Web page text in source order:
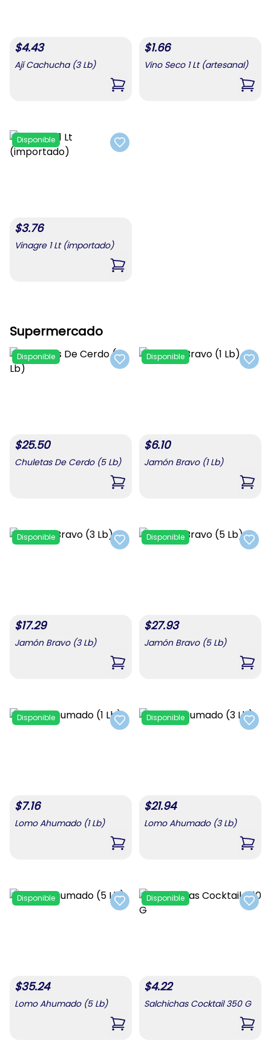
$4.43
Ají Cachucha (3 Lb)
,Ají Cachucha (3 Lb)
$1.66
Vino Seco 1 Lt (artesanal)
,
Add to favorites
Disponible
$3.76
Vinagre 1 Lt (importado)
,Vinagre 1 Lt (importado)
Supermercado
Add to favorites
Disponible
$25.50
Chuletas De Cerdo (5 Lb)
,Chuletas De Cerdo (5 Lb)
Add
Disponible
$6.10
Jamón Bravo (1 Lb)
,
Add to favorites
Disponible
$17.29
Jamón Bravo (3 Lb)
,Jamón Bravo (3 Lb)
Add
Disponible
$27.93
Jamón Bravo (5 Lb)
,
Add to favorites
Disponible
$7.16
Lomo Ahumado (1 Lb)
,Lomo Ahumado (1 Lb)
Add
Disponible
$21.94
Lomo Ahumado (3 Lb)
,
Add to favorites
Disponible
$35.24
Lomo Ahumado (5 Lb)
,Lomo Ahumado (5 Lb)
Add
Disponible
$4.22
Salchichas Cocktail 350 G
,